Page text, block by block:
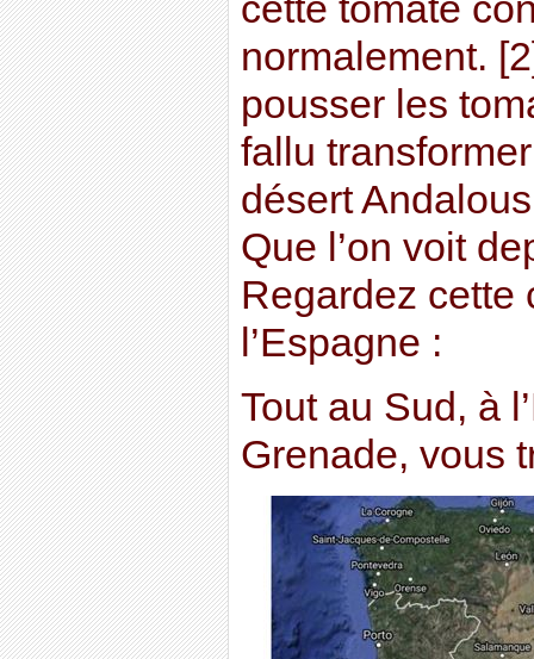
cette tomate
normalement.
pousser les
fallu
désert
Que l’on voit
Regardez cette
l’Espagne :
Tout au Sud, à
Grenade, vous